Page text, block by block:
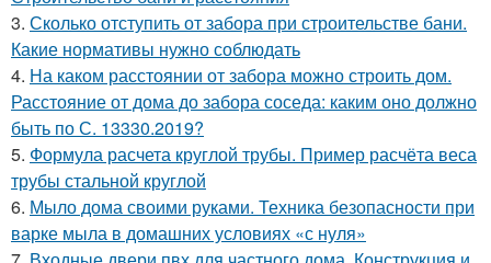
3. Сколько отступить от забора при строительстве бани.
Какие нормативы нужно соблюдать
4. На каком расстоянии от забора можно строить дом.
Расстояние от дома до забора соседа: каким оно должно
быть по С. 13330.2019?
5. Формула расчета круглой трубы. Пример расчёта веса
трубы стальной круглой
6. Мыло дома своими руками. Техника безопасности при
варке мыла в домашних условиях «с нуля»